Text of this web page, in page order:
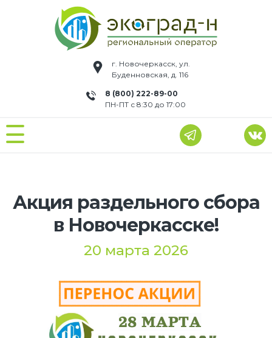
г. Новочеркасск, ул.
Буденновская, д. 116
8 (800) 222-89-00
ПН-ПТ с 8:30 до 17:00
Акция раздельного сбора
в Новочеркасске!
20 марта 2026